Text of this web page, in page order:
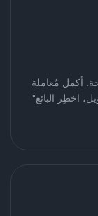
أكمل مُعاملة
اخطِر البائع"